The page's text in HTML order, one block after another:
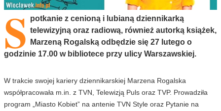
S potkanie z cenioną i lubianą dziennikarką
telewizyjną oraz radiową, również autorką książek,
Marzeną Rogalską odbędzie się 27 lutego o
godzinie 17.00 w bibliotece przy ulicy Warszawskiej.
W trakcie swojej kariery dziennikarskiej Marzena Rogalska
współpracowała m.in. z TVN, Telewizją Puls oraz TVP. Prowadziła
program „Miasto Kobiet” na antenie TVN Style oraz Pytanie na